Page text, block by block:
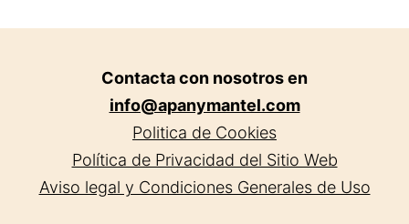
Contacta con nosotros en
info@apanymantel.com
Politica de Cookies
Política de Privacidad del Sitio Web
Aviso legal y Condiciones Generales de Uso